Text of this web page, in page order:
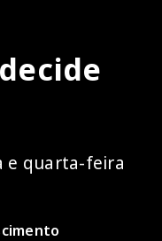
e quarta-feira